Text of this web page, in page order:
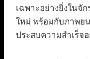
เฉพาะอย่างยิ่งในจั
ใหม่ พร้อมกับภาพย
ประสบความสำเร็จอ